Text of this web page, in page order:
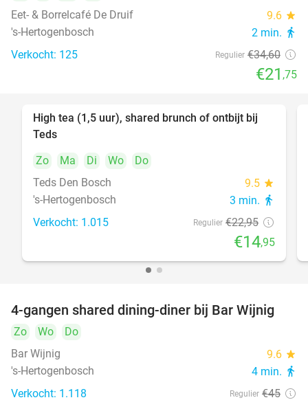
Eet- & Borrelcafé De Druif
9.6 star
's-Hertogenbosch 2 min. directions_walk
Verkocht: 125 Regulier €34,60
€21 ,75
35%
High tea (1,5 uur), shared brunch of ontbijt bij
Teds
Zo
Ma Di Wo
Do
Teds Den Bosch
9.5 star
's-Hertogenbosch 3 min. directions_walk
Verkocht: 1.015 Regulier €22,95
€14,95
45%
4-gangen shared dining-diner bij Bar Wijnig
Zo Wo
Do
Bar Wijnig
9.6 star
's-Hertogenbosch 4 min. directions_walk
Verkocht: 1.118 Regulier €45